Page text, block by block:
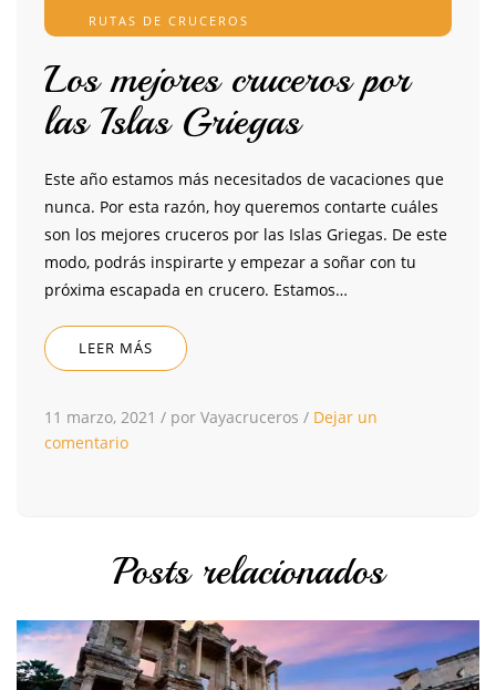
RUTAS DE CRUCEROS
Los mejores cruceros por
las Islas Griegas
Este año estamos más necesitados de vacaciones que
nunca. Por esta razón, hoy queremos contarte cuáles
son los mejores cruceros por las Islas Griegas. De este
modo, podrás inspirarte y empezar a soñar con tu
próxima escapada en crucero. Estamos…
LEER MÁS
11 marzo, 2021 / por Vayacruceros / Dejar un
comentario
Posts relacionados